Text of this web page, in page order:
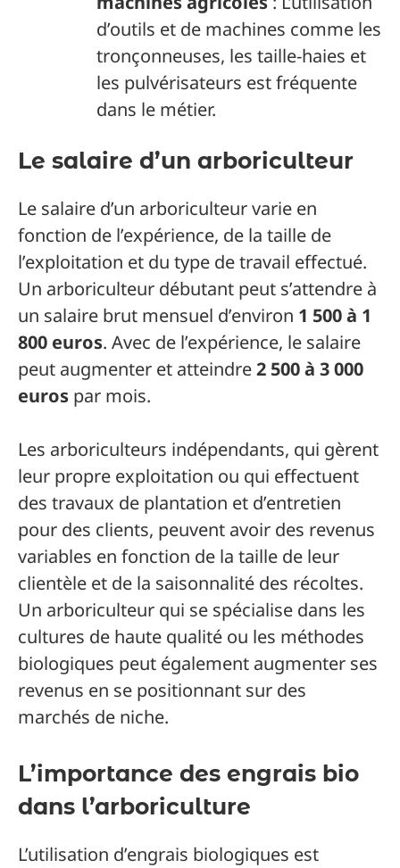
d’outils et de machines comme les
tronçonneuses, les taille-haies et
les pulvérisateurs est fréquente
dans le métier.
Le salaire d’un arboriculteur
Le salaire d’un arboriculteur varie en
fonction de l’expérience, de la taille de
l’exploitation et du type de travail effectué.
Un arboriculteur débutant peut s’attendre à
un salaire brut mensuel d’environ 1 500 à 1
800 euros. Avec de l’expérience, le salaire
peut augmenter et atteindre2 500 à 3 000
euros par mois.
Les arboriculteurs indépendants, qui gèrent
leur propre exploitation ou qui effectuent
des travaux de plantation et d’entretien
pour des clients, peuvent avoir des revenus
variables en fonction de la taille de leur
clientèle et de la saisonnalité des récoltes.
Un arboriculteur qui se spécialise dans les
cultures de haute qualité ou les méthodes
biologiques peut également augmenter ses
revenus en se positionnant sur des
marchés de niche.
L’importance des engrais bio
dans l’arboriculture
L’utilisation d’engrais biologiques est